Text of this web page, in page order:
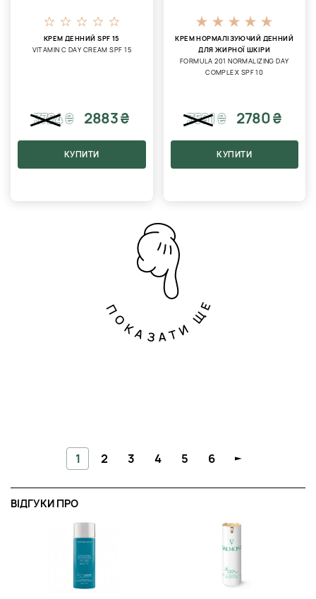
КРЕМ ДЕННИЙ SPF 15
VITAMIN C DAY CREAM SPF 15
3724₴ 2883 ₴
КУПИТИ
КРЕМ НОРМАЛІЗУЮЧИЙ ДЕННИЙ
ДЛЯ ЖИРНОЇ ШКІРИ
FORMULA 201 NORMALIZING DAY
COMPLEX SPF 10
3591₴ 2780 ₴
КУПИТИ
ПОКАЗАТИ ЩЕ
1 2 3 4 5 6
ВІДГУКИ ПРО